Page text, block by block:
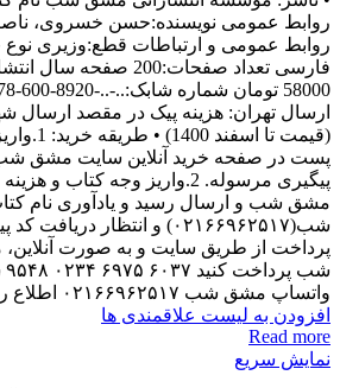
روابط عمومی نويسنده:حسن خسروی،
روابط عمومی و ارتباطات قطع:وزیری نوع
(قیمت تا
پست در صفحه خرید آنلاین سایت مشق شب
پیگیری مرسوله. 2.واریز وجه
مشق شب و ارسال رسید و یادآوری نام
شب(۰۲۱۶۶۹۶۲۵۱۷) و انتظار
پرداخت از طریق سایت و به صورت
واتساپ مشق شب ۰۲۱۶۶۹۶۲۵۱۷ اطلاع رسانی کنید
افزودن به لیست علاقمندی ها
Read more
نمایش سریع